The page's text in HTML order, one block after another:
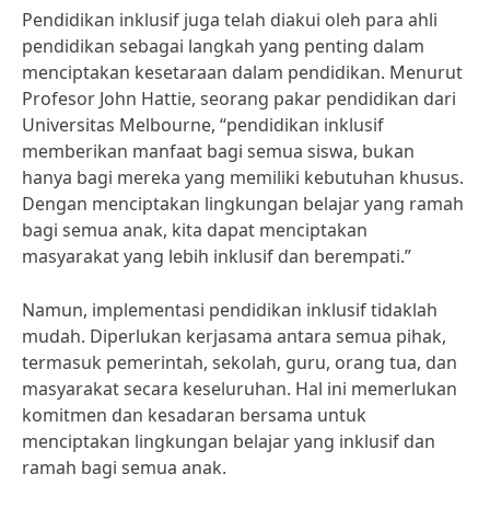
Pendidikan inklusif juga telah diakui oleh para ahli
pendidikan sebagai langkah yang penting dalam
menciptakan kesetaraan dalam pendidikan. Menurut
Profesor John Hattie, seorang pakar pendidikan dari
Universitas Melbourne, “pendidikan inklusif
memberikan manfaat bagi semua siswa, bukan
hanya bagi mereka yang memiliki kebutuhan khusus.
Dengan menciptakan lingkungan belajar yang ramah
bagi semua anak, kita dapat menciptakan
masyarakat yang lebih inklusif dan berempati.”
Namun, implementasi pendidikan inklusif tidaklah
mudah. Diperlukan kerjasama antara semua pihak,
termasuk pemerintah, sekolah, guru, orang tua, dan
masyarakat secara keseluruhan. Hal ini memerlukan
komitmen dan kesadaran bersama untuk
menciptakan lingkungan belajar yang inklusif dan
ramah bagi semua anak.